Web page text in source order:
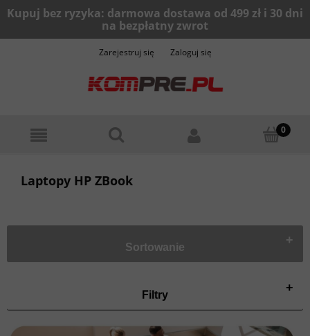
Zarejestruj się Zaloguj się
Laptopy HP ZBook
Sortowanie
+
Filtry
+